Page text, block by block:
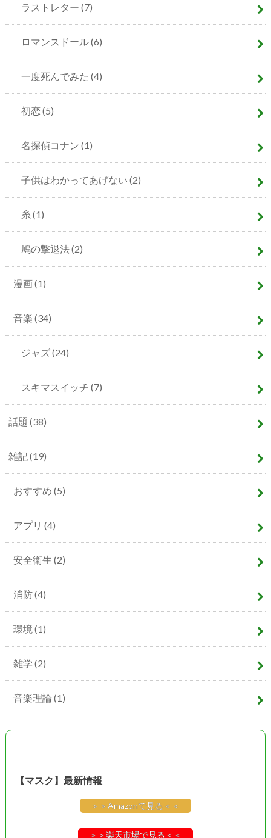
ラストレター (7)
ロマンスドール(6)
一度死んでみた (4)
初恋(5)
名探偵コナン (1)
子供はわかってあげない (2)
糸 (1)
鳩の撃退法(2)
漫画(1)
音楽 (34)
ジャズ(24)
スキマスイッチ (7)
話題 (38)
雑記(19)
おすすめ (5)
アプリ (4)
安全衛生 (2)
消防(4)
環境 (1)
雑学 (2)
音楽理論 (1)